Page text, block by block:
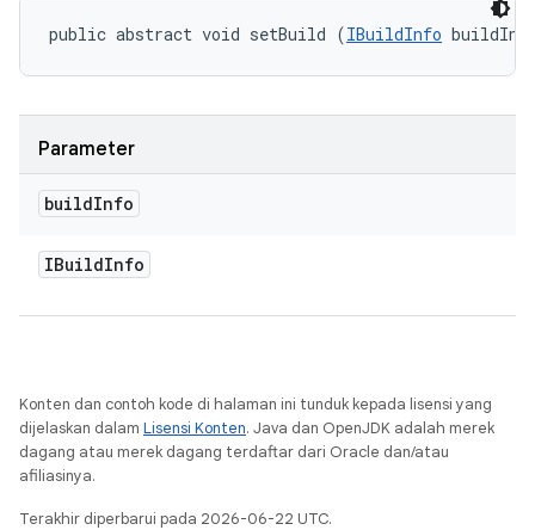
public abstract void setBuild (IBuildInfo
Parameter
buildInfo
IBuildInfo
Konten dan contoh kode di halaman ini tunduk kepada lisensi yang
dijelaskan dalam Lisensi Konten. Java dan OpenJDK adalah merek
dagang atau merek dagang terdaftar dari Oracle dan/atau
afiliasinya.
Terakhir diperbarui pada 2026-06-22 UTC.